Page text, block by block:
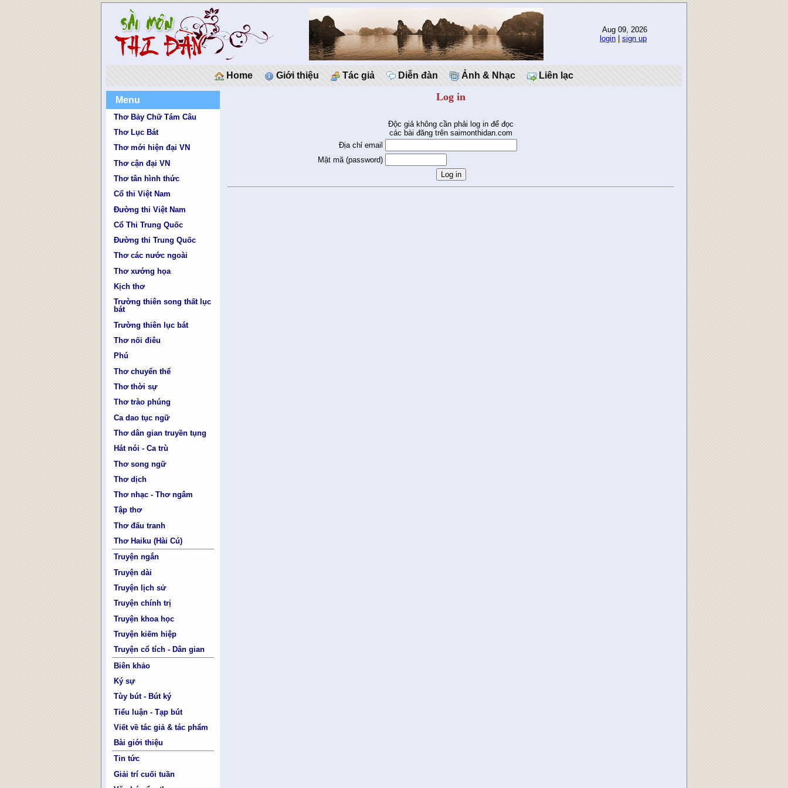
Aug 09, 2026
login
sign up
Home Giới thiệu Tác giả Diễn đàn Ảnh & Nhạc Liên lạc
Menu
Thơ Bảy Chữ Tám Câu
Thơ Lục Bát
Thơ mới hiện đại VN
Thơ cận đại VN
Thơ tân hình thức
Cổ thi Việt Nam
Đường thi Việt Nam
Cổ Thi Trung Quốc
Đường thi Trung Quốc
Thơ các nước ngoài
Thơ xướng họa
Kịch thơ
Trường thiên song thất lục
bát
Trường thiên lục bát
Thơ nối điêu
Phú
Thơ chuyển thể
Thơ thời sự
Thơ trào phúng
Ca dao tục ngữ
Thơ dân gian truyền tụng
Hát nói - Ca trù
Thơ song ngữ
Thơ dịch
Thơ nhạc - Thơ ngâm
Tập thơ
Thơ đấu tranh
Thơ Haiku (Hài Cú)
Truyện ngắn
Truyện dài
Truyện lịch sử
Truyện chính trị
Truyện khoa học
Truyện kiếm hiệp
Truyện cổ tích - Dân gian
Biên khảo
Ký sự
Tùy bút - Bút ký
Tiểu luận - Tạp bút
Viết về tác giả & tác phẩm
Bài giới thiệu
Tin tức
Giải trí cuối tuần
Log in
Độc giả không cần phải log in để đọc
các bài đăng trên saimonthidan.com
Địa chỉ email
Mật mã (password)